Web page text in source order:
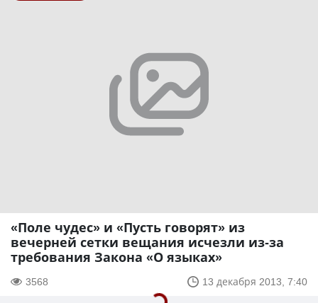
«Поле чудес» и «Пусть говорят» из
вечерней сетки вещания исчезли из-за
требования Закона «О языках»
3568 13 декабря 2013, 7:40